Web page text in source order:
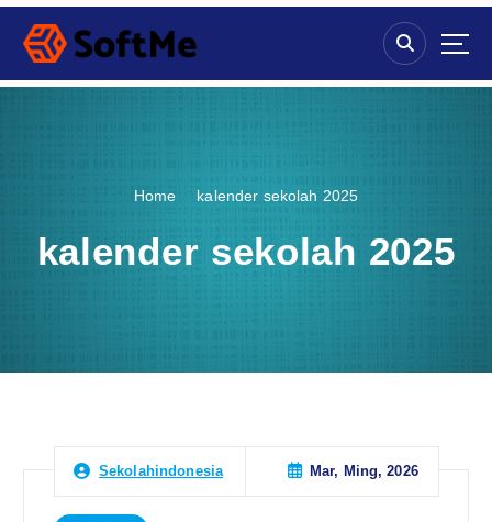
S
p
Home kalender sekolah 2025
kalender sekolah 2025
Sekolahindonesia Mar, Ming, 2026